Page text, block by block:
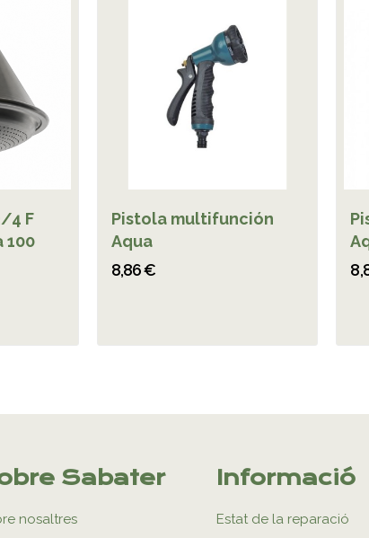
4 F
100
Pistola multifunción
Aqua
8,86 €
Sabater
nosaltres
Informació
Estat de la reparació